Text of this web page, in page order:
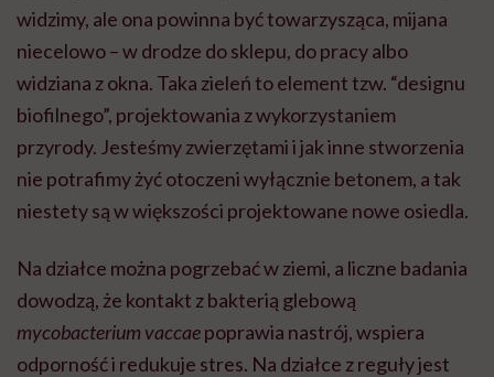
widzimy, ale ona powinna być towarzysząca, mijana
niecelowo – w drodze do sklepu, do pracy albo
widziana z okna. Taka zieleń to element tzw. “designu
biofilnego”, projektowania z wykorzystaniem
przyrody. Jesteśmy zwierzętami i jak inne stworzenia
nie potrafimy żyć otoczeni wyłącznie betonem, a tak
niestety są w większości projektowane nowe osiedla.
Na działce można pogrzebać w ziemi, a liczne badania
dowodzą, że kontakt z bakterią glebową
mycobacterium vaccaepoprawia nastrój, wspiera
odporność i redukuje stres. Na działce z reguły jest